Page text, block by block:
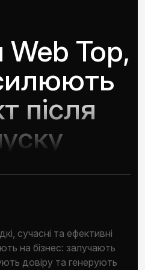
Top,
після
сучасні та ефективні
на бізнес: залучають
довіру та генерують